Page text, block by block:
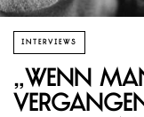
INTERVIEWS
„Wenn